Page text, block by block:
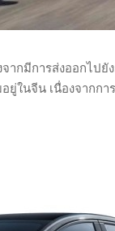
มีการส่งออกไปยัง
ในจีน เนื่องจากก